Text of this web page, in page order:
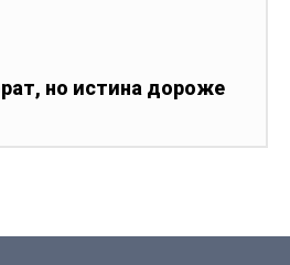
но истина дороже